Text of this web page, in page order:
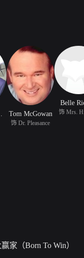
Tom McGowan
饰 Dr. Pleasance
Belle
饰 Mrs.
家（Born To Win）